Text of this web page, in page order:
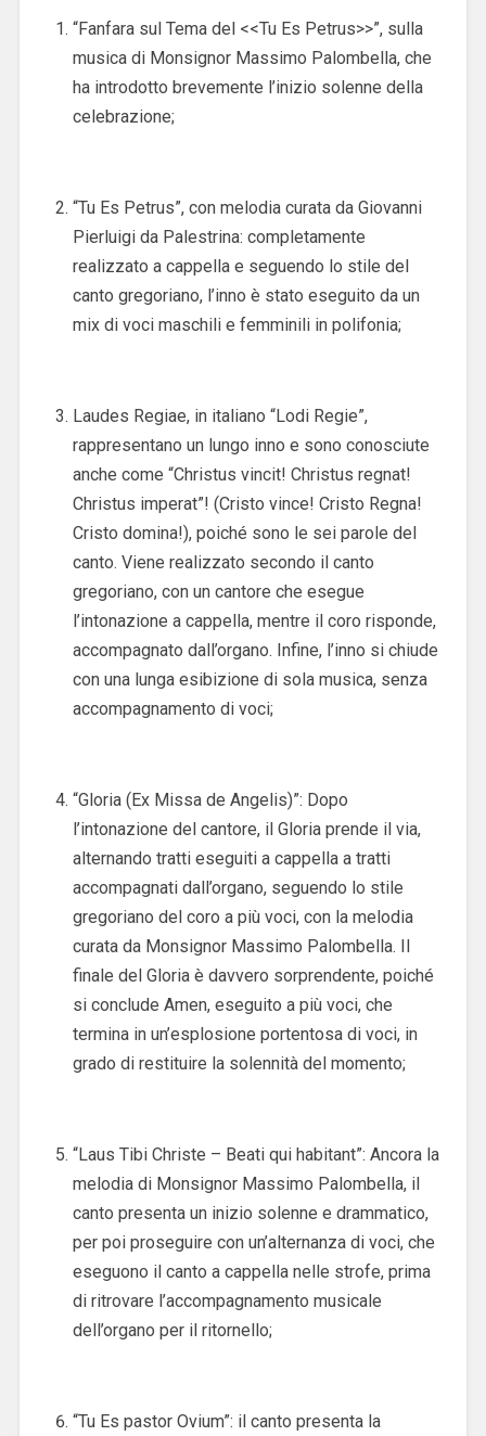
“Fanfara sul Tema del <<Tu Es Petrus>>”, sulla
musica di Monsignor Massimo Palombella, che
ha introdotto brevemente l’inizio solenne della
celebrazione;
“Tu Es Petrus”, con melodia curata da Giovanni
Pierluigi da Palestrina: completamente
realizzato a cappella e seguendo lo stile del
canto gregoriano, l’inno è stato eseguito da un
mix di voci maschili e femminili in polifonia;
Laudes Regiae, in italiano “Lodi Regie”,
rappresentano un lungo inno e sono conosciute
anche come “Christus vincit! Christus regnat!
Christus imperat”! (Cristo vince! Cristo Regna!
Cristo domina!), poiché sono le sei parole del
canto. Viene realizzato secondo il canto
gregoriano, con un cantore che esegue
l’intonazione a cappella, mentre il coro risponde,
accompagnato dall’organo. Infine, l’inno si chiude
con una lunga esibizione di sola musica, senza
accompagnamento di voci;
“Gloria (Ex Missa de Angelis)”: Dopo
l’intonazione del cantore, il Gloria prende il via,
alternando tratti eseguiti a cappella a tratti
accompagnati dall’organo, seguendo lo stile
gregoriano del coro a più voci, con la melodia
curata da Monsignor Massimo Palombella. Il
finale del Gloria è davvero sorprendente, poiché
si conclude Amen, eseguito a più voci, che
termina in un’esplosione portentosa di voci, in
grado di restituire la solennità del momento;
“Laus Tibi Christe – Beati qui habitant”: Ancora la
melodia di Monsignor Massimo Palombella, il
canto presenta un inizio solenne e drammatico,
per poi proseguire con un’alternanza di voci, che
eseguono il canto a cappella nelle strofe, prima
di ritrovare l’accompagnamento musicale
dell’organo per il ritornello;
“Tu Es pastor Ovium”: il canto presenta la